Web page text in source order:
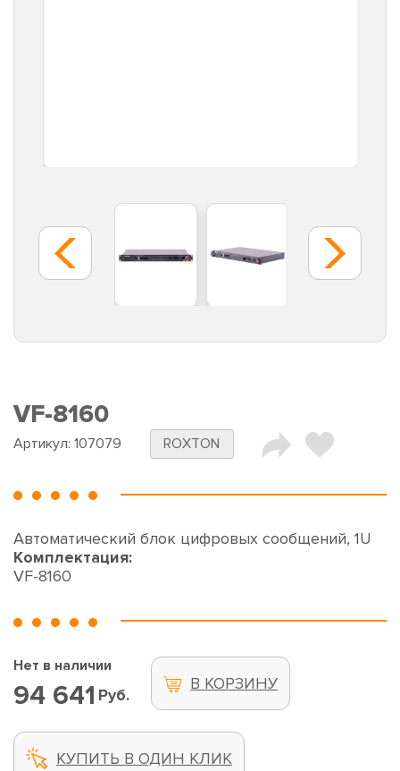
VF-8160
Артикул: 107079 ROXTON
Автоматический блок цифровых сообщений, 1U
Комплектация:
VF-8160
Нет в наличии
94 641 Руб.
В КОРЗИНУ
КУПИТЬ В ОДИН КЛИК